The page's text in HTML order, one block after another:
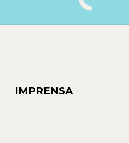
IMPRENSA